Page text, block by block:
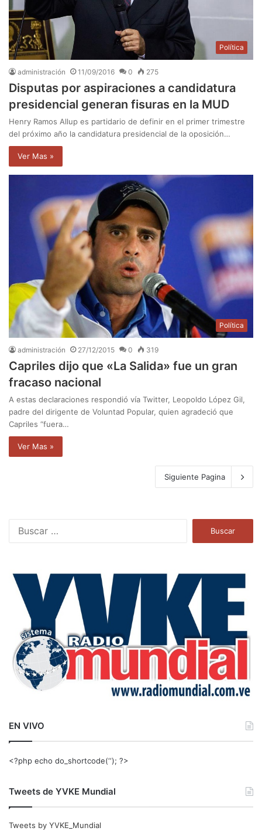
Política
administración 11/09/2016 0 275
Disputas por aspiraciones a candidatura
presidencial generan fisuras en la MUD
Henry Ramos Allup es partidario de definir en el primer trimestre
del próximo año la candidatura presidencial de la oposición…
Ver Mas »
Política
administración 27/12/2015 0 319
Capriles dijo que «La Salida» fue un gran
fracaso nacional
A estas declaraciones respondió vía Twitter, Leopoldo López Gil,
padre del dirigente de Voluntad Popular, quien agradeció que
Capriles “fuera…
Ver Mas »
Siguiente Pagina
a
EN VIVO
<?php echo do_shortcode(‘‘); ?>
Tweets de YVKE Mundial
Tweets by YVKE_Mundial